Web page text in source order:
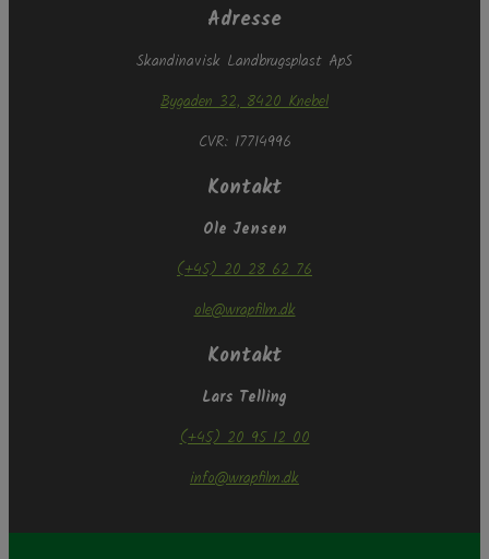
Adresse
Skandinavisk Landbrugsplast ApS
Bygaden 32, 8420 Knebel
CVR: 17714996
Kontakt
Ole Jensen
(+45) 20 28 62 76
ole@wrapfilm.dk
Kontakt
Lars Telling
(+45) 20 95 12 00
info@wrapfilm.dk